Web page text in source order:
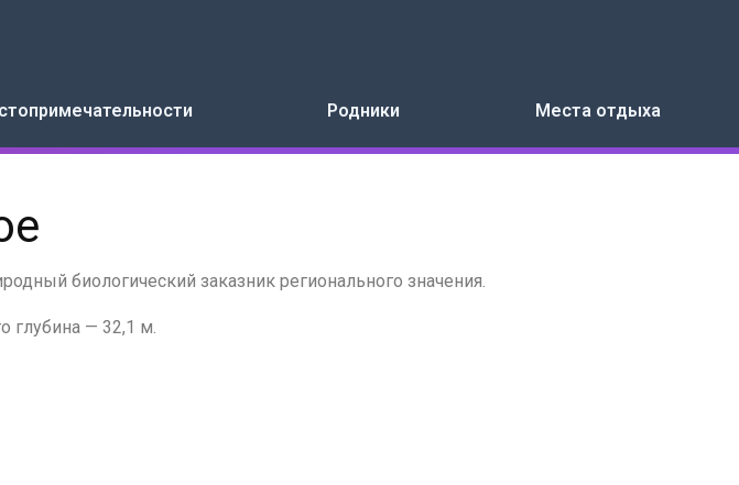
Родники Места отдыха
биологический заказник регионального значения.
глубина — 32,1 м.